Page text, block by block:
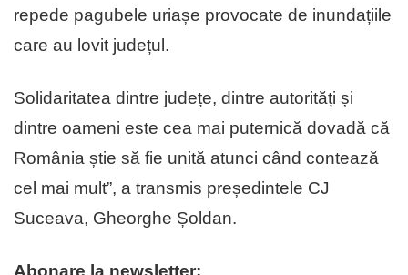
repede pagubele uriașe provocate de inundațiile
care au lovit județul.
Solidaritatea dintre județe, dintre autorități și
dintre oameni este cea mai puternică dovadă că
România știe să fie unită atunci când contează
cel mai mult”, a transmis președintele CJ
Suceava, Gheorghe Șoldan.
Abonare la newsletter: